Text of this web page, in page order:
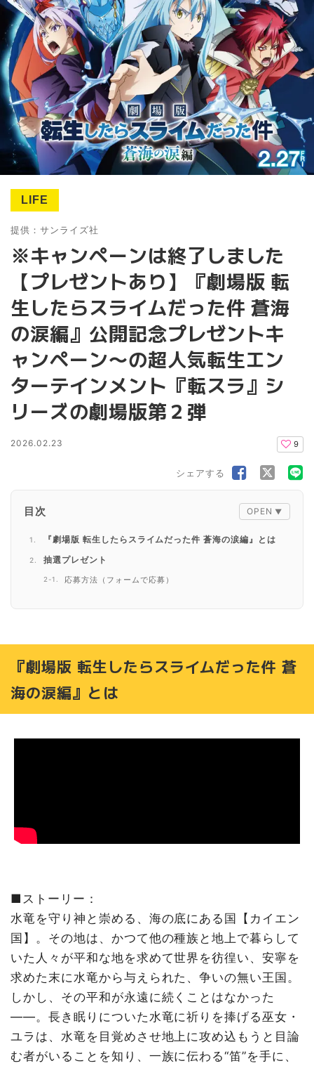
LIFE
提供：サンライズ社
※キャンペーンは終了しました
【プレゼントあり】『劇場版 転
生したらスライムだった件 蒼海
の涙編』公開記念プレゼントキ
ャンペーン〜の超人気転生エン
ターテインメント『転スラ』シ
リーズの劇場版第２弾
2026.02.23 9
シェアする
目次
『劇場版 転生したらスライムだった件 蒼海の涙編』とは
抽選プレゼント
応募方法（フォームで応募）
『劇場版 転生したらスライムだった件 蒼
海の涙編』とは
■ストーリー：
水竜を守り神と崇める、海の底にある国【カイエン
国】。その地は、かつて他の種族と地上で暮らして
いた人々が平和な地を求めて世界を彷徨い、安寧を
求めた末に水竜から与えられた、争いの無い王国。
しかし、その平和が永遠に続くことはなかった
——。長き眠りについた水竜に祈りを捧げる巫女・
ユラは、水竜を目覚めさせ地上に攻め込もうと目論
む者がいることを知り、一族に伝わる“笛”を手に、